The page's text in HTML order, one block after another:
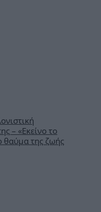
– «Εκείνο το
θαύμα της ζωής